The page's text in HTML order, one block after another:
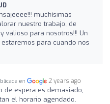
muchísimas
nuestro trabajo, de
valioso para nosotros!!! Un
para cuando nos
en 2 years ago
de espera es demasiado,
el horario agendado.